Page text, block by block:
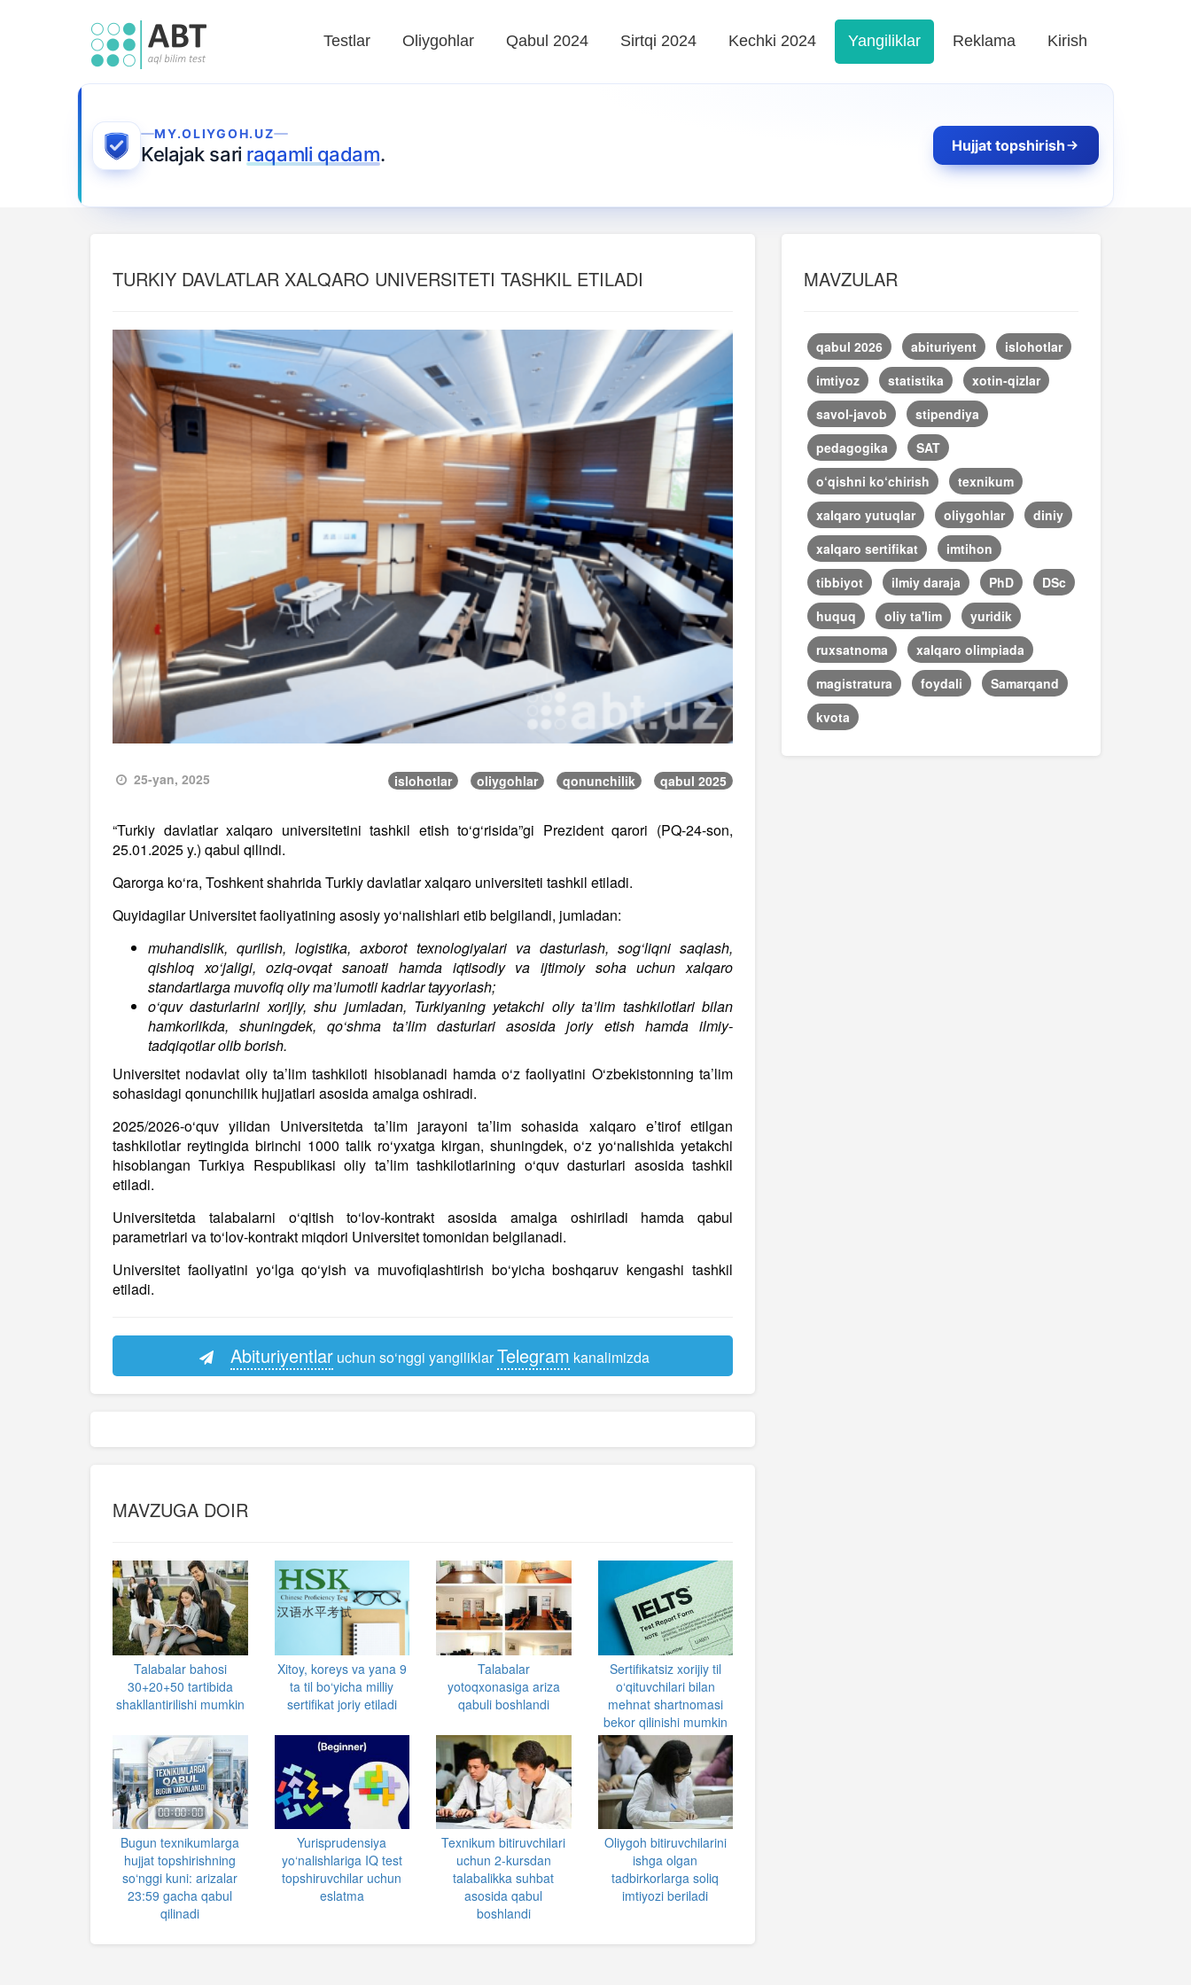
Testlar Oliygohlar Qabul 2024 Sirtqi 2024 Kechki 2024 Yangiliklar Reklama Kirish
MY.OLIYGOH.UZ
Kelajak sari raqamli qadam. Hujjat topshirish
TURKIY DAVLATLAR XALQARO UNIVERSITETI TASHKIL ETILADI
25-yan, 2025 islohotlar oliygohlar qonunchilik qabul 2025
“Turkiy davlatlar xalqaro universitetini tashkil etish to‘g‘risida”gi Prezident qarori (PQ-24-son,
25.01.2025 y.) qabul qilindi.
Qarorga ko‘ra, Toshkent shahrida Turkiy davlatlar xalqaro universiteti tashkil etiladi.
Quyidagilar Universitet faoliyatining asosiy yo‘nalishlari etib belgilandi, jumladan:
muhandislik, qurilish, logistika, axborot texnologiyalari va dasturlash, sog‘liqni saqlash,
qishloq xo‘jaligi, oziq-ovqat sanoati hamda iqtisodiy va ijtimoiy soha uchun xalqaro
standartlarga muvofiq oliy ma’lumotli kadrlar tayyorlash;
o‘quv dasturlarini xorijiy, shu jumladan, Turkiyaning yetakchi oliy ta’lim tashkilotlari bilan
hamkorlikda, shuningdek, qo‘shma ta’lim dasturlari asosida joriy etish hamda ilmiy-
tadqiqotlar olib borish.
Universitet nodavlat oliy ta’lim tashkiloti hisoblanadi hamda o‘z faoliyatini O‘zbekistonning ta’lim
sohasidagi qonunchilik hujjatlari asosida amalga oshiradi.
2025/2026-o‘quv yilidan Universitetda ta’lim jarayoni ta’lim sohasida xalqaro e’tirof etilgan
tashkilotlar reytingida birinchi 1000 talik ro‘yxatga kirgan, shuningdek, o‘z yo‘nalishida yetakchi
hisoblangan Turkiya Respublikasi oliy ta’lim tashkilotlarining o‘quv dasturlari asosida tashkil
etiladi.
Universitetda talabalarni o‘qitish to‘lov-kontrakt asosida amalga oshiriladi hamda qabul
parametrlari va to‘lov-kontrakt miqdori Universitet tomonidan belgilanadi.
Universitet faoliyatini yo‘lga qo‘yish va muvofiqlashtirish bo‘yicha boshqaruv kengashi tashkil
etiladi.
Abituriyentlaruchun so‘nggi yangiliklarTelegram kanalimizda
MAVZUGA DOIR
Talabalar bahosi
30+20+50 tartibida
shakllantirilishi mumkin
Xitoy, koreys va yana 9
ta til bo‘yicha milliy
sertifikat joriy etiladi
Talabalar
yotoqxonasiga ariza
qabuli boshlandi
Sertifikatsiz xorijiy til
o‘qituvchilari bilan
mehnat shartnomasi
bekor qilinishi mumkin
Bugun texnikumlarga
hujjat topshirishning
so‘nggi kuni: arizalar
23:59 gacha qabul
qilinadi
Yurisprudensiya
yo‘nalishlariga IQ test
topshiruvchilar uchun
eslatma
Texnikum bitiruvchilari
uchun 2-kursdan
talabalikka suhbat
asosida qabul
boshlandi
Oliygoh bitiruvchilarini
ishga olgan
tadbirkorlarga soliq
imtiyozi beriladi
MAVZULAR
qabul 2026 abituriyent
islohotlar
imtiyoz
statistika
xotin-qizlar
savol-javob
stipendiya
pedagogika
SAT
o‘qishni ko‘chirish
texnikum
xalqaro yutuqlar
oliygohlar
diniy
xalqaro sertifikat
imtihon
tibbiyot
ilmiy daraja PhD
DSc
huquq
oliy ta'lim
yuridik
ruxsatnoma
xalqaro olimpiada
magistratura
foydali
Samarqand
kvota